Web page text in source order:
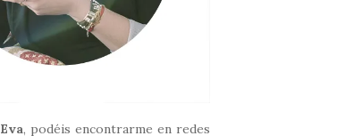
Eva, podéis encontrarme en redes